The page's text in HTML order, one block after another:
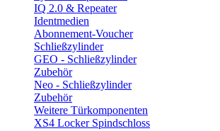
IQ 2.0 & Repeater
Identmedien
Abonnement-Voucher
Schließzylinder
GEO - Schließzylinder
Zubehör
Neo - Schließzylinder
Zubehör
Weitere Türkomponenten
XS4 Locker Spindschloss